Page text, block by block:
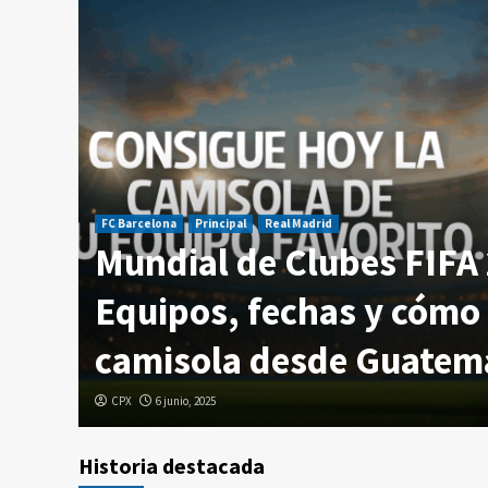
FC Barcelona Principal Real Madrid
Mundial de Clubes FIFA
Equipos, fechas y
camisola desde
CPX 6 junio, 2025
Historia destacada